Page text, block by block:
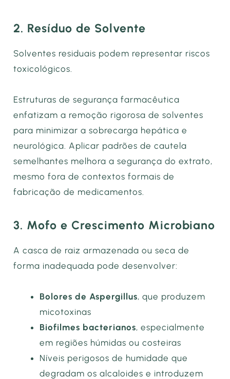
2. Resíduo de Solvente
Solventes residuais podem representar riscos
toxicológicos.
Estruturas de segurança farmacêutica
enfatizam a remoção rigorosa de solventes
para minimizar a sobrecarga hepática e
neurológica. Aplicar padrões de cautela
semelhantes melhora a segurança do extrato,
mesmo fora de contextos formais de
fabricação de medicamentos.
3. Mofo e Crescimento Microbiano
A casca de raiz armazenada ou seca de
forma inadequada pode desenvolver:
Bolores de Aspergillus, que produzem
micotoxinas
Biofilmes bacterianos, especialmente
em regiões húmidas ou costeiras
Níveis perigosos de humidade que
degradam os alcaloides e introduzem